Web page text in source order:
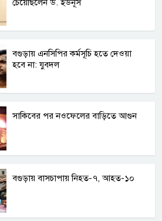
চেয়েছিলেন ড. ইউনূস
বগুড়ায় এনসিপির কর্মসূচি হতে দেওয়া
হবে না: যুবদল
সাকিবের পর নওফেলের বাড়িতে আগুন
বগুড়ায় বাসচাপায় নিহত-৭, আহত-১০